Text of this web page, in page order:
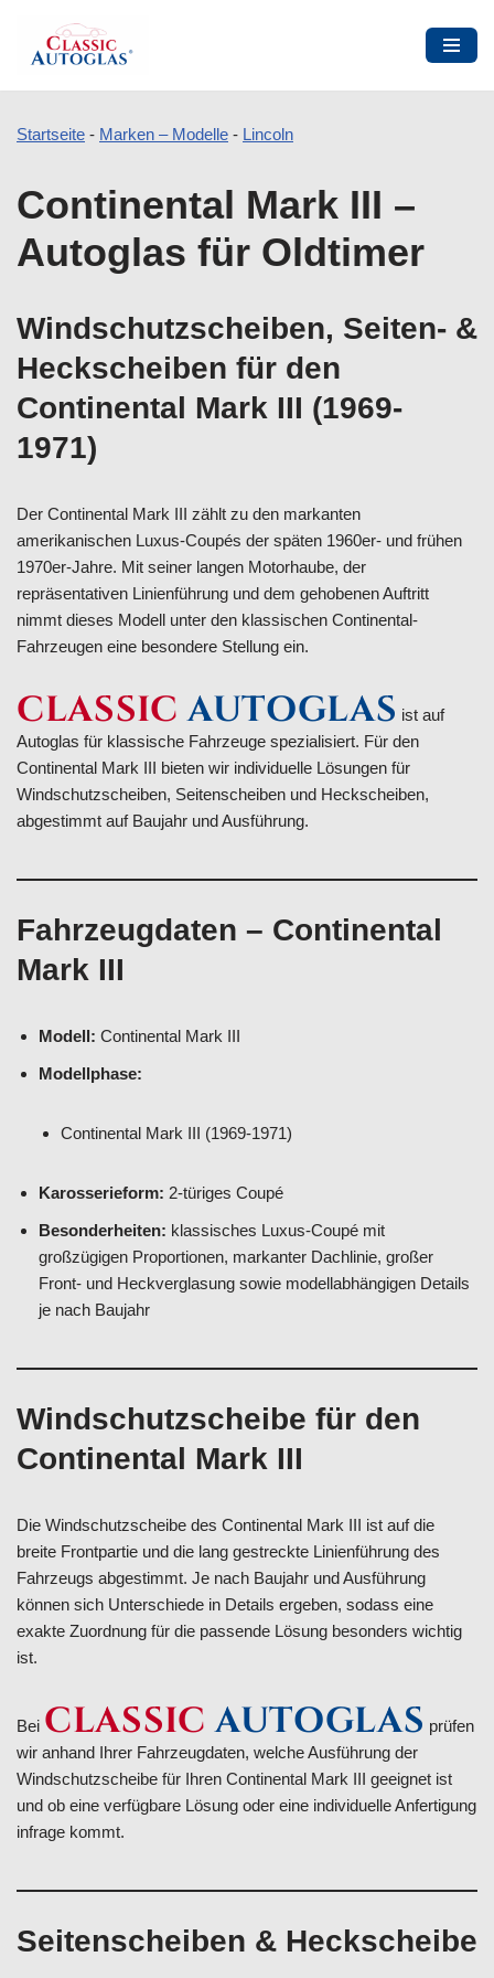
Inhalt
Startseite - Marken – Modelle - Lincoln
Continental Mark III –
Autoglas für Oldtimer
Windschutzscheiben, Seiten- &
Heckscheiben für den
Continental Mark III (1969-
1971)
Der Continental Mark III zählt zu den markanten
amerikanischen Luxus-Coupés der späten 1960er- und frühen
1970er-Jahre. Mit seiner langen Motorhaube, der
repräsentativen Linienführung und dem gehobenen Auftritt
nimmt dieses Modell unter den klassischen Continental-
Fahrzeugen eine besondere Stellung ein.
CLASSIC AUTOGLAS ist auf
Autoglas für klassische Fahrzeuge spezialisiert. Für den
Continental Mark III bieten wir individuelle Lösungen für
Windschutzscheiben, Seitenscheiben und Heckscheiben,
abgestimmt auf Baujahr und Ausführung.
Fahrzeugdaten – Continental
Mark III
Modell: Continental Mark III
Modellphase:
Continental Mark III (1969-1971)
Karosserieform: 2-türiges Coupé
Besonderheiten: klassisches Luxus-Coupé mit
großzügigen Proportionen, markanter Dachlinie, großer
Front- und Heckverglasung sowie modellabhängigen Details
je nach Baujahr
Windschutzscheibe für den
Continental Mark III
Die Windschutzscheibe des Continental Mark III ist auf die
breite Frontpartie und die lang gestreckte Linienführung des
Fahrzeugs abgestimmt. Je nach Baujahr und Ausführung
können sich Unterschiede in Details ergeben, sodass eine
exakte Zuordnung für die passende Lösung besonders wichtig
ist.
Bei CLASSIC AUTOGLAS prüfen
wir anhand Ihrer Fahrzeugdaten, welche Ausführung der
Windschutzscheibe für Ihren Continental Mark III geeignet ist
und ob eine verfügbare Lösung oder eine individuelle Anfertigung
infrage kommt.
Seitenscheiben & Heckscheibe